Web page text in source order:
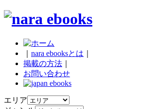
nara ebooksとは
掲載の方法
お問い合わせ
エリア